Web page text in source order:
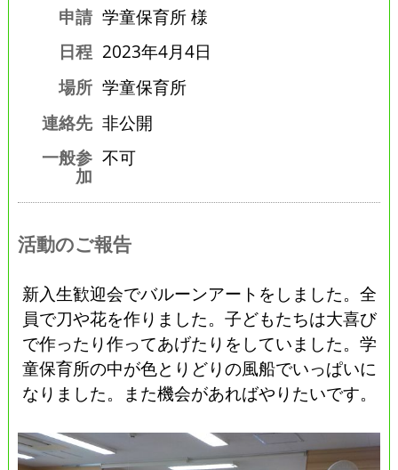
申請 学童保育所 様
日程 2023年4月4日
場所 学童保育所
連絡先 非公開
一般参
加
不可
活動のご報告
新入生歓迎会でバルーンアートをしました。全
員で刀や花を作りました。子どもたちは大喜び
で作ったり作ってあげたりをしていました。学
童保育所の中が色とりどりの風船でいっぱいに
なりました。また機会があればやりたいです。